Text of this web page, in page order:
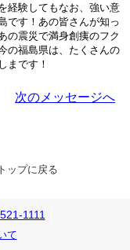
経験してもなお、強い意
です！あの皆さんが知っ
の震災で満身創痍のフク
の福島県は、たくさんの
まです！
次のメッセージへ
トップに戻る
1111
て